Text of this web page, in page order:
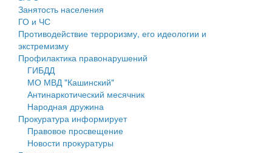
Оценка регулирующего воздействия
Деятельность МУ
Нормативы градостроительного проектирования
Правила землепользования и застройки
Генеральные планы
Проекты планировки территории
Занятость населения
ГО и ЧС
Противодействие терроризму, его идеологии и
экстремизму
Профилактика правонарушений
ГИБДД
МО МВД "Кашинский"
Антинаркотический месячник
Народная дружина
Прокуратура информирует
Правовое просвещение
Новости прокуратуры